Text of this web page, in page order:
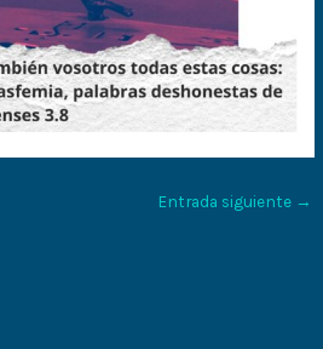
Entrada siguiente →